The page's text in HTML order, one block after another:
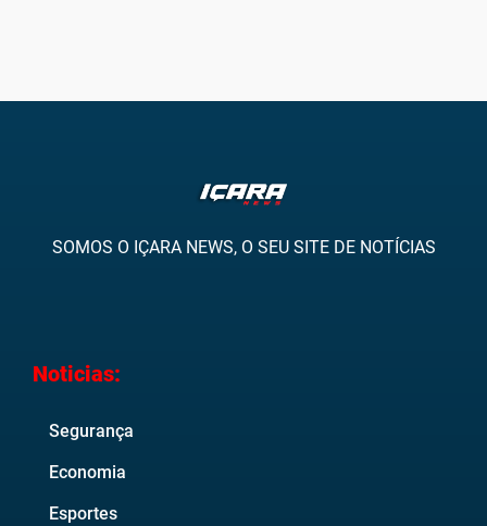
SOMOS O IÇARA NEWS, O SEU SITE DE NOTÍCIAS
Noticias:
Segurança
Economia
Esportes